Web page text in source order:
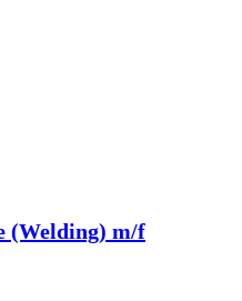
(Welding) m/f